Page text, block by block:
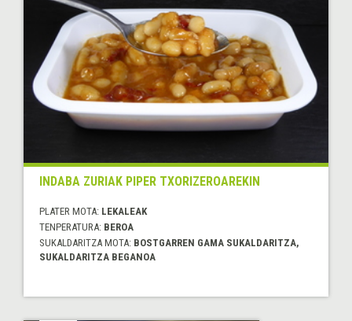
INDABA ZURIAK PIPER TXORIZEROAREKIN
PLATER MOTA: LEKALEAK
TENPERATURA: BEROA
SUKALDARITZA MOTA: BOSTGARREN GAMA SUKALDARITZA,
SUKALDARITZA BEGANOA